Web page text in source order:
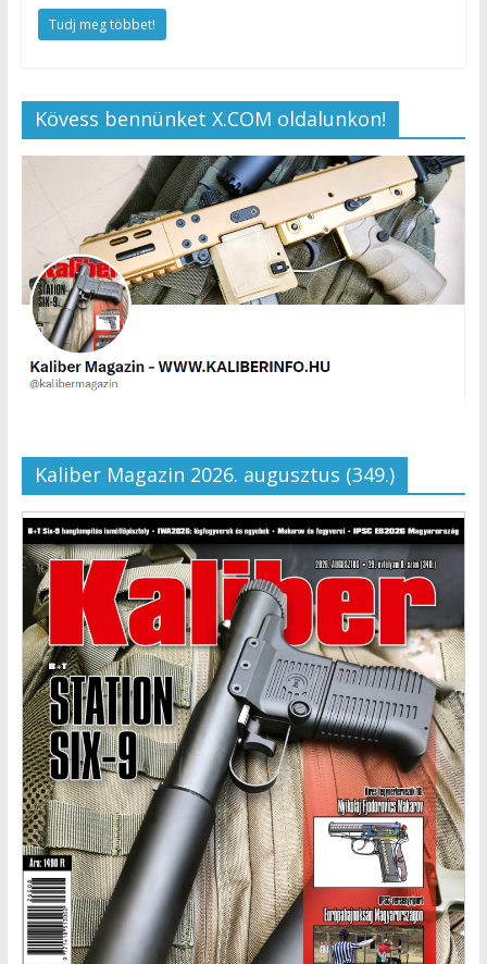
Tudj meg többet!
Kövess bennünket X.COM oldalunkon!
Kaliber Magazin 2026. augusztus (349.)